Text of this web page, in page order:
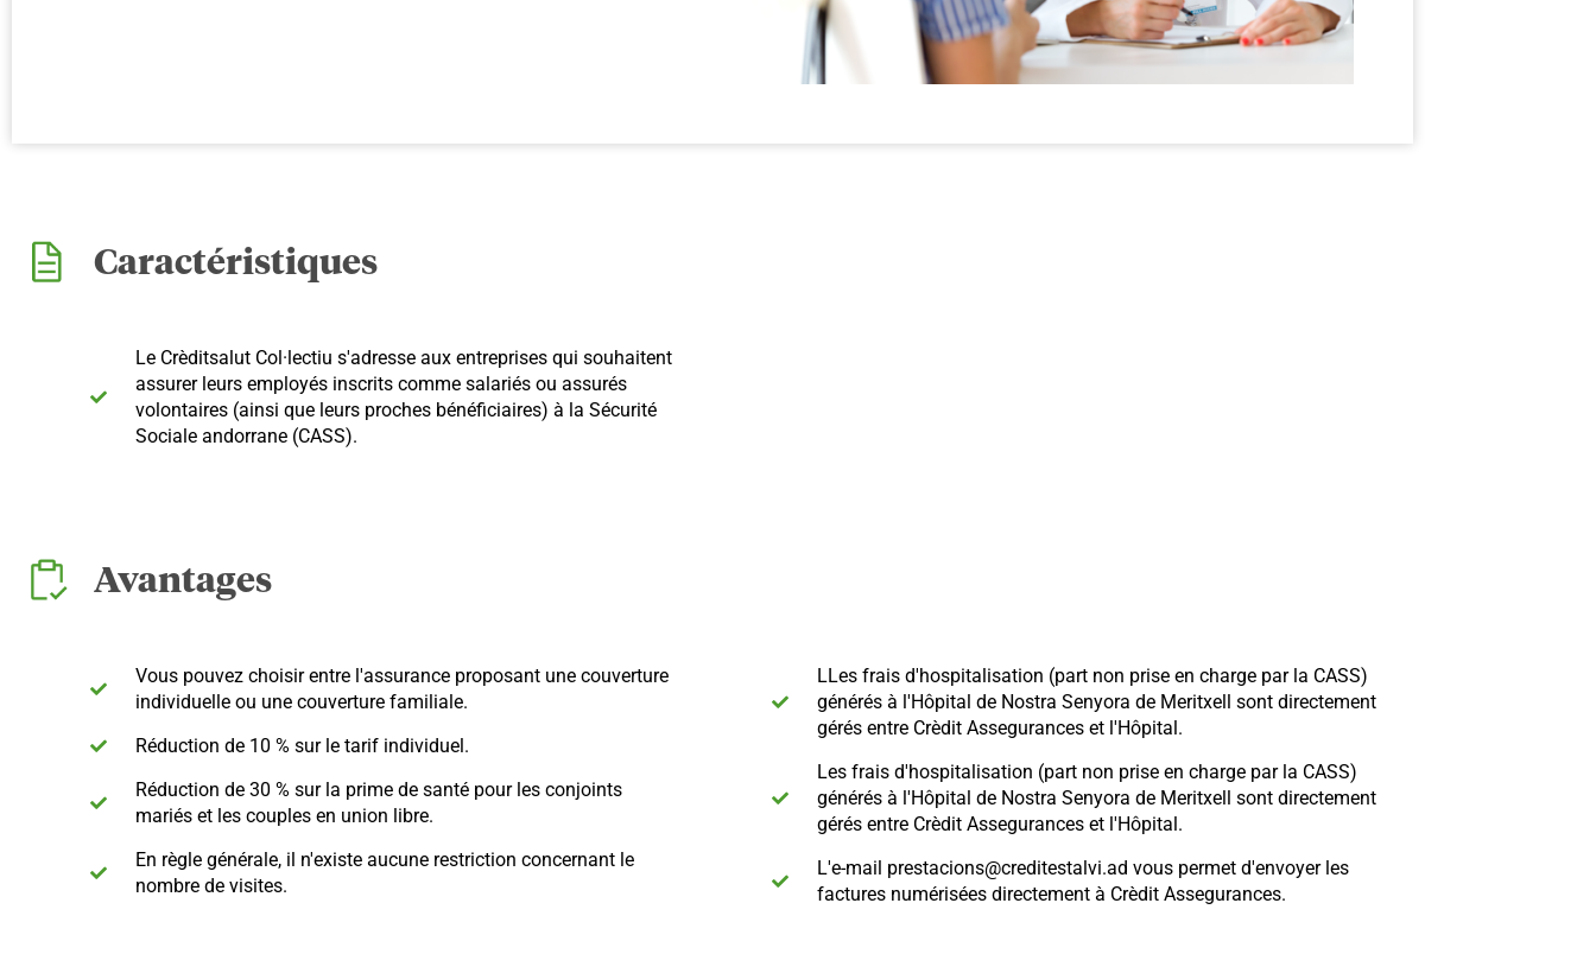
Caractéristiques
Le Crèditsalut Col·lectiu s'adresse aux entreprises qui souhaitent
assurer leurs employés inscrits comme salariés ou assurés
volontaires (ainsi que leurs proches bénéficiaires) à la Sécurité
Sociale andorrane (CASS).
Avantages
Vous pouvez choisir entre l'assurance proposant une couverture
individuelle ou une couverture familiale.
Réduction de 10 % sur le tarif individuel.
Réduction de 30 % sur la prime de santé pour les conjoints
mariés et les couples en union libre.
En règle générale, il n'existe aucune restriction concernant le
nombre de visites.
LLes frais d'hospitalisation (part non prise en charge par la CASS)
générés à l'Hôpital de Nostra Senyora de Meritxell sont directement
gérés entre Crèdit Assegurances et l'Hôpital.
Les frais d'hospitalisation (part non prise en charge par la CASS)
générés à l'Hôpital de Nostra Senyora de Meritxell sont directement
gérés entre Crèdit Assegurances et l'Hôpital.
L'e-mail prestacions@creditestalvi.ad vous permet d'envoyer les
factures numérisées directement à Crèdit Assegurances.